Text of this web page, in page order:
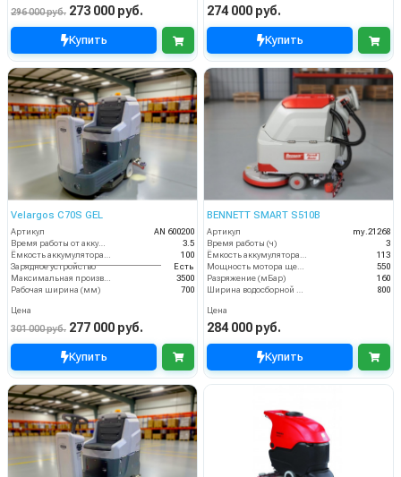
296 000 руб. 273 000 руб.
Купить
274 000 руб.
Купить
Velargos C70S GEL
Артикул
AN 600200
Время работы от аккумуляторов (ч)
3.5
100
Зарядное устройство
Есть
3500
Рабочая ширина (мм)
700
Цена
301 000 руб. 277 000 руб.
Купить
BENNETT SMART S510B
Артикул
my.21268
Время работы (ч)
3
113
550
Разряжение (мБар)
160
800
Цена
284 000 руб.
Купить